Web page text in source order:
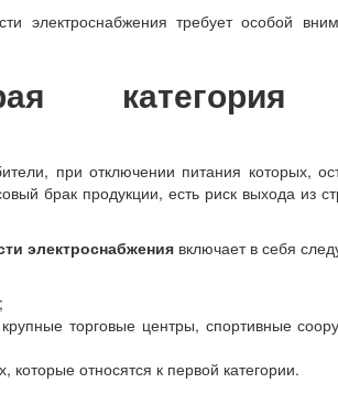
электроснабжения требует особой
категория
при отключении питания которых,
брак продукции, есть риск выхода из
электроснабжения включает в себя
торговые центры, спортивные
относятся к первой категории.